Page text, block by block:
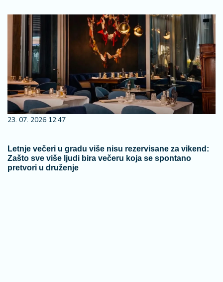
23. 07. 2026 12:47
Letnje večeri u gradu više nisu rezervisane za vikend:
Zašto sve više ljudi bira večeru koja se spontano
pretvori u druženje